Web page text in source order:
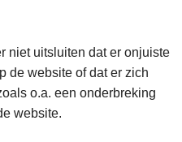
niet uitsluiten dat er onjuiste
de website of dat er zich
o.a. een onderbreking
website.